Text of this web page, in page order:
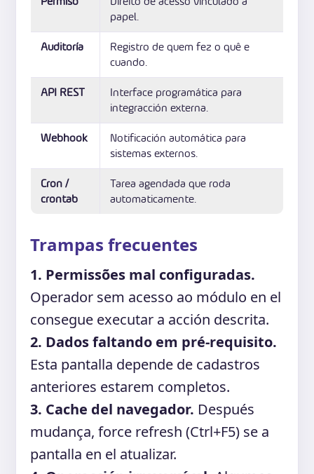
papel.
Auditoría
Registro de quem fez o quê e
cuando.
API REST
Interface programática para
integracción externa.
Webhook
Notificación automática para
sistemas externos.
Cron /
crontab
Tarea agendada que roda
automaticamente.
Trampas frecuentes
1. Permissões mal configuradas.
Operador sem acesso ao módulo en el
consegue executar a acción descrita.
2. Dados faltando em pré-requisito.
Esta pantalla depende de cadastros
anteriores estarem completos.
3. Cache del navegador. Después
mudança, force refresh (Ctrl+F5) se a
pantalla en el atualizar.